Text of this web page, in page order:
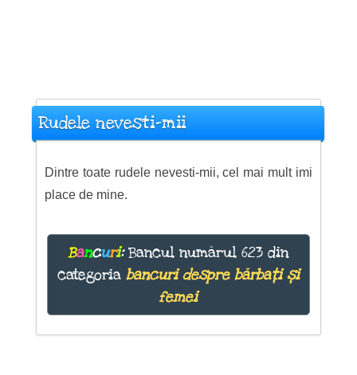
Rudele nevesti-mii
Dintre toate rudele nevesti-mii, cel mai mult imi
place de mine.
Bancuri:Bancul numărul 623 din
categoria bancuri despre bărbați și
femei